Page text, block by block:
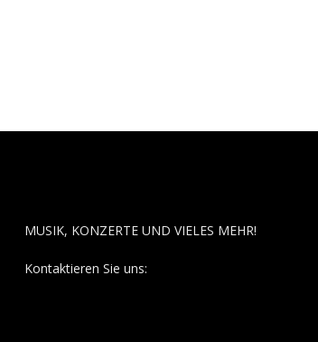
MUSIK, KONZERTE UND VIELES MEHR!
Kontaktieren Sie uns: